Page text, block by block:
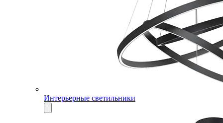
Интерьерные светильники